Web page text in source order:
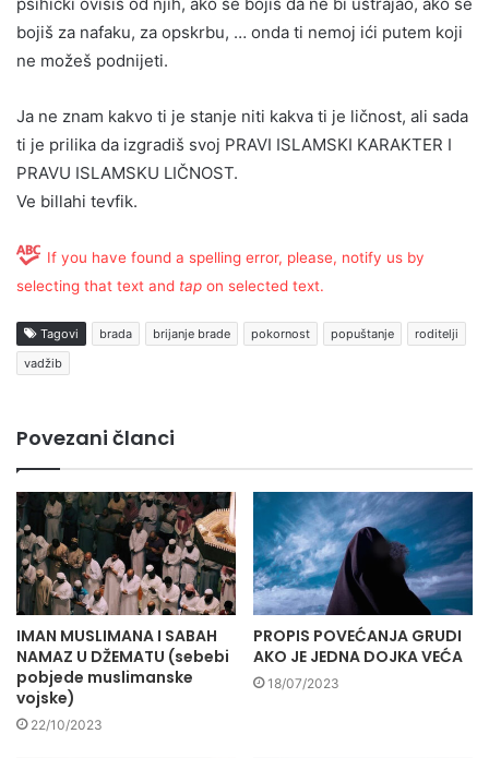
bojiš za nafaku, za opskrbu, … onda ti nemoj ići putem koji
ne možeš podnijeti.
Ja ne znam kakvo ti je stanje niti kakva ti je ličnost, ali sada
ti je prilika da izgradiš svoj PRAVI ISLAMSKI KARAKTER I
PRAVU ISLAMSKU LIČNOST.
Ve billahi tevfik.
If you have found a spelling error, please, notify us by
selecting that text and tap on selected text.
Tagovi brada brijanje brade pokornost popuštanje
roditelji
vadžib
Povezani članci
IMAN MUSLIMANA I SABAH
NAMAZ U DŽEMATU (sebebi
pobjede muslimanske
vojske)
22/10/2023
PROPIS POVEĆANJA GRUDI
AKO JE JEDNA DOJKA VEĆA
18/07/2023